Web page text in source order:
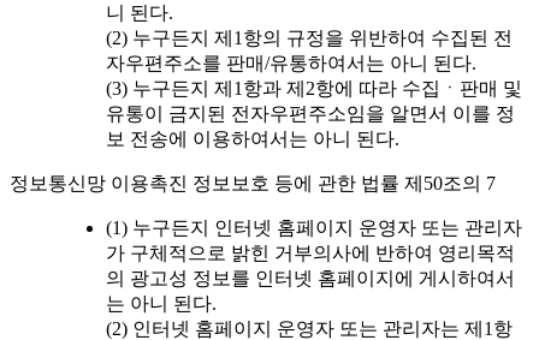
니 된다.
(2) 누구든지 제1항의 규정을 위반하여 수집된 전
자우편주소를 판매/유통하여서는 아니 된다.
(3) 누구든지 제1항과 제2항에 따라 수집ㆍ판매 및
유통이 금지된 전자우편주소임을 알면서 이를 정
보 전송에 이용하여서는 아니 된다.
정보통신망 이용촉진 정보보호 등에 관한 법률 제50조의 7
(1) 누구든지 인터넷 홈페이지 운영자 또는 관리자
가 구체적으로 밝힌 거부의사에 반하여 영리목적
의 광고성 정보를 인터넷 홈페이지에 게시하여서
는 아니 된다.
(2) 인터넷 홈페이지 운영자 또는 관리자는 제1항